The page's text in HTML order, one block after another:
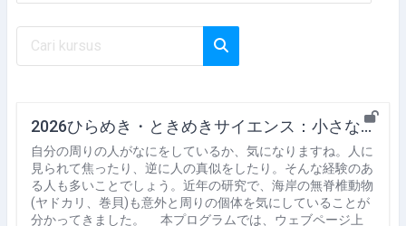
Cari kursus
2026ひらめき・ときめきサイエンス：小さな動物も近所の誰かを気にしてる：海岸動物の行動生態学入門
自分の周りの人がなにをしているか、気になりますね。人に
見られて焦ったり、逆に人の真似をしたり。そんな経験のあ
る人も多いことでしょう。近年の研究で、海岸の無脊椎動物
(ヤドカリ、巻貝)も意外と周りの個体を気にしていることが
分かってきました。 本プログラムでは、ウェブページ上